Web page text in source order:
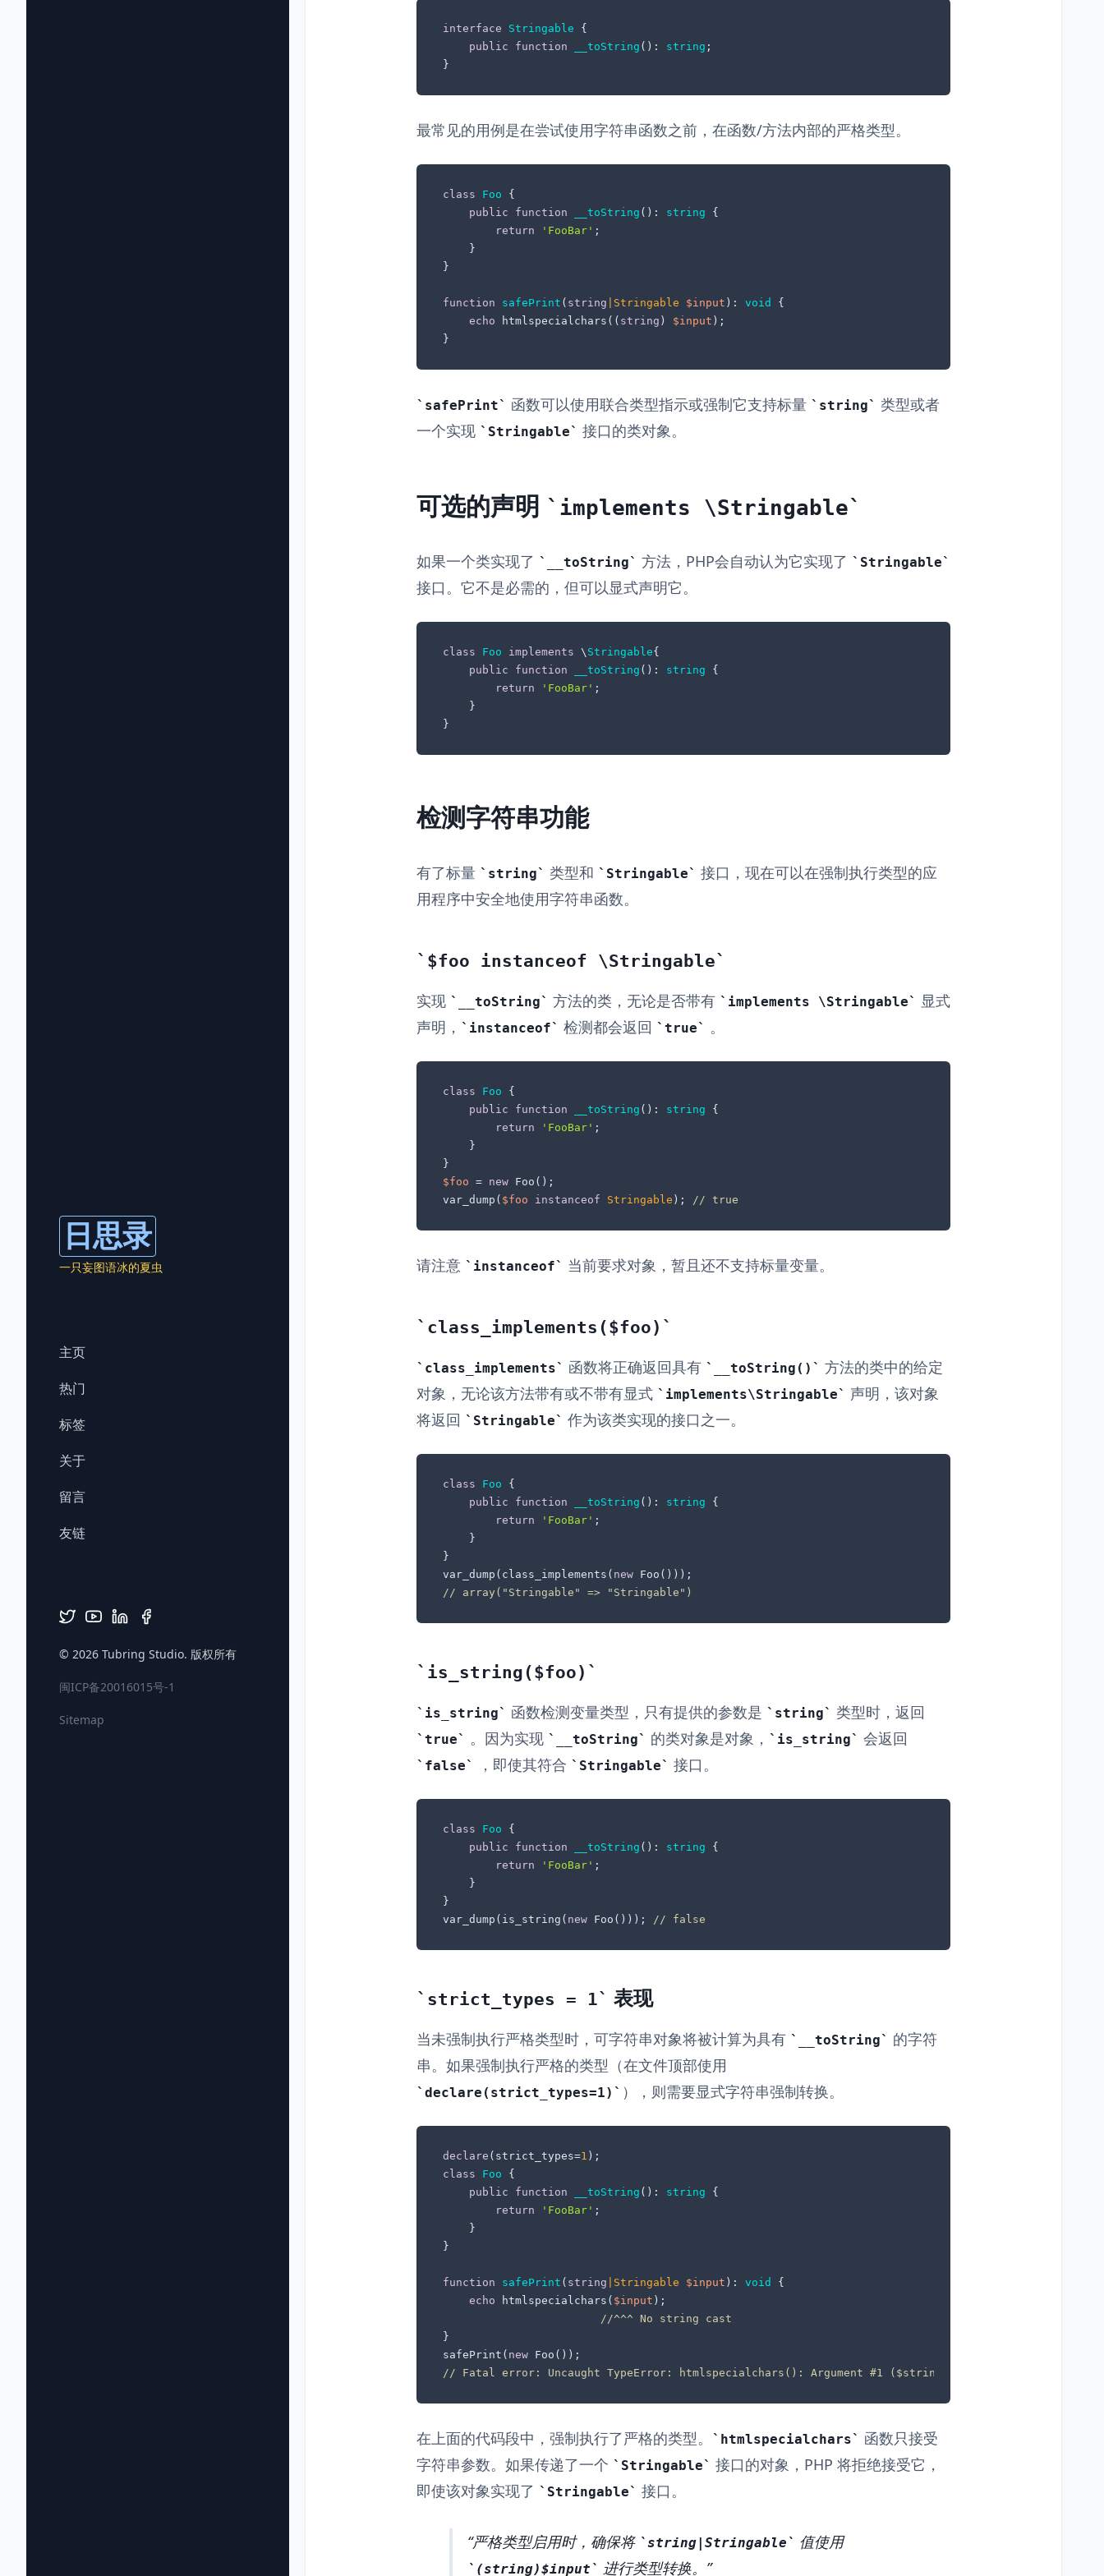
日思录
一只妄图语冰的夏虫
主页
热门
标签
关于
留言
友链
© 2026 Tubring Studio. 版权所有
闽ICP备20016015号-1
Sitemap
interface Stringable
{
public
function __toString ( ): string ;
}
最常见的用例是在尝试使用字符串函数之前，在函数/方法内部的严格类型。
class Foo
{
public
function __toString ( ): string
{
return
'FooBar' ;
    }
}
function safePrint ( string Stringable $input ): void
{
echo htmlspecialchars(( string ) $input );
}
safePrint 函数可以使用联合类型指示或强制它支持标量 string
类型或者
一个实现
Stringable 接口的类对象。
可选的声明 implements \Stringable
如果一个类实现了 __toString 方法，PHP会自动认为它实现了 Stringable
接口。它不是必需的，但可以显式声明它。
class Foo implements \ Stringable{
public
function __toString ( ): string
{
return
'FooBar' ;
    }
}
检测字符串功能
有了标量 string 类型和 Stringable
接口，现在可以在强制执行类型的应
用程序中安全地使用字符串函数。
$foo instanceof \Stringable
实现
__toString 方法的类，无论是否带有 implements \Stringable
显式
声明，
instanceof 检测都会返回 true 。
class Foo
{
public
function __toString ( ): string
{
return
'FooBar' ;
    }
$foo = new Foo();
var_dump( $foo instanceof Stringable ); // true
请注意 instanceof 当前要求对象，暂且还不支持标量变量。
class_implements($foo)
class_implements 函数将正确返回具有 __toString()
方法的类中的给定
对象，无论该方法带有或不带有显式
implements\Stringable
声明，该对象
将返回
Stringable 作为该类实现的接口之一。
class Foo
{
public
function __toString ( ): string
{
return
'FooBar' ;
    }
}
var_dump(class_implements( new
// array("Stringable" => "Stringable")
is_string($foo)
is_string 函数检测变量类型，只有提供的参数是 string 类型时，返回
true 。因为实现 __toString 的类对象是对象， is_string 会返回
false ，即使其符合 Stringable 接口。
class Foo
{
public
function __toString ( ): string
{
return
'FooBar' ;
    }
}
var_dump(is_string( new Foo())); // false
strict_types = 1 表现
当未强制执行严格类型时，可字符串对象将被计算为具有 __toString
的字符
串。如果强制执行严格的类型（在文件顶部使用
declare(strict_types=1) ），则需要显式字符串强制转换。
declare (strict_types=1
class
Foo
{
public
function __toString ( ): string
{
return
'FooBar' ;
    }
}
function safePrint ( string Stringable $input ): void
{
echo htmlspecialchars( $input );
//^^^ No string cast
}
safePrint( new
// Fatal error: Uncaught TypeError: htmlspecialchars(): Argument #1 ($string) must be of type
在上面的代码段中，强制执行了严格的类型。 htmlspecialchars
函数只接受
字符串参数。如果传递了一个
Stringable
接口的对象，PHP 将拒绝接受它，
即使该对象实现了
Stringable 接口。
严格类型启用时，确保将 string|Stringable 值使用
(string)$input 进行类型转换。